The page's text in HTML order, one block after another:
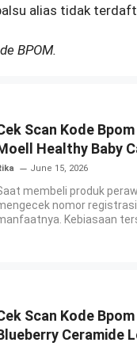
alias tidak
BPOM.
Scan Kode
Healthy Baby
Lotion
June 15, 2026
membeli produk
nomor
Kebiasaan
Scan Kode
Ceramide